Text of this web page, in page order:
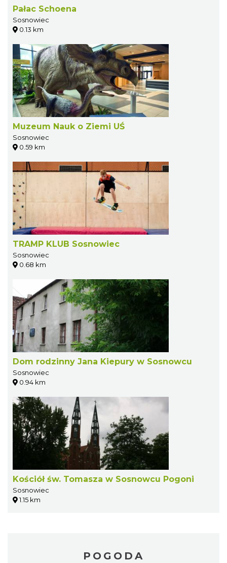
Pałac Schoena
Sosnowiec
0.13 km
Muzeum Nauk o Ziemi UŚ
Sosnowiec
0.59 km
TRAMP KLUB Sosnowiec
Sosnowiec
0.68 km
Dom rodzinny Jana Kiepury w Sosnowcu
Sosnowiec
0.94 km
Kościół św. Tomasza w Sosnowcu Pogoni
Sosnowiec
1.15 km
POGODA